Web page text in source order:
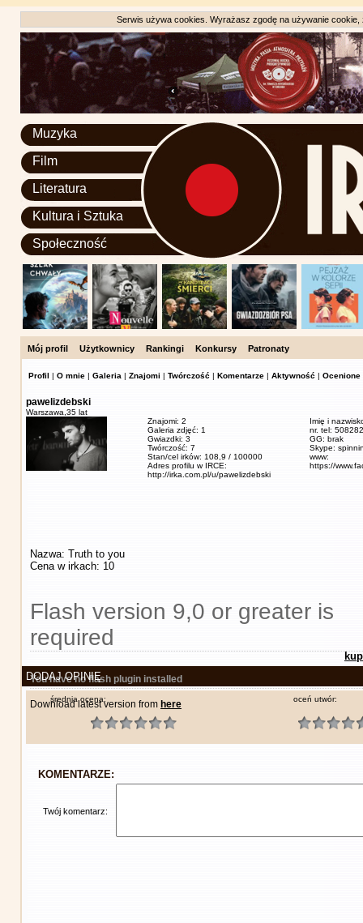
Serwis używa cookies. Wyrażasz zgodę na używanie
Muzyka
Film
Literatura
Kultura i Sztuka
Społeczność
Mój profil Użytkownicy Rankingi Konkursy Patronaty
Profil | O mnie | Galeria | Znajomi | Twórczość | Komentarze | Aktywność | Ocenione
pawelizdebski
Warszawa, 35 lat
Znajomi: 2
Galeria zdjęć: 1
Gwiazdki: 3
Twórczość: 7
Stan/cel irków: 108,9 / 100000
Adres profilu w IRCE:
http://irka.com.pl/u/pawelizdebski
Imię i
nr. tel:
GG: brak
Skype:
www:
https://
Nazwa: Truth to you
Cena w irkach: 10
Flash version 9,0 or greater is
required
You have no flash plugin installed
Download latest version from here
DODAJ OPINIĘ
średnia ocena: oceń utwór:
KOMENTARZE:
Twój komentarz: